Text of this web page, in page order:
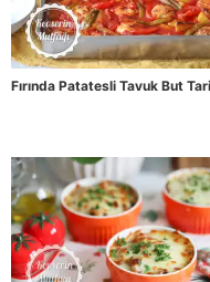
Fırında Patatesli Tavuk But